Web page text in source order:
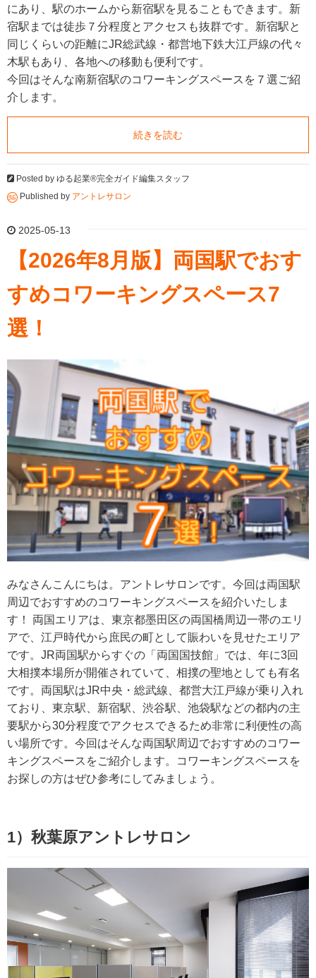
にあり、駅のホームから新宿駅を見ることもできます。新
宿駅までは徒歩７分程度とアクセスも抜群です。新宿駅と
同じくらいの距離にJR総武線・都営地下鉄大江戸線の代々
木駅もあり、各地への移動も便利です。
今回はそんな南新宿駅のコワーキングスペースを７選ご紹
介します。
続きを読む
Posted by ゆる起業®完全ガイド編集スタッフ
Published by アントレサロン
2025-05-13
【2026年8月版】両国駅でおす
すめコワーキングスペース7
選！
みなさんこんにちは。アントレサロンです。今回は両国駅
周辺でおすすめのコワーキングスペースを紹介いたしま
す！ 両国エリアは、東京都墨田区の両国橋周辺一帯のエリ
アで、江戸時代から庶民の町として賑わいを見せたエリア
です。JR両国駅からすぐの「両国国技館」では、年に3回
大相撲本場所が開催されていて、相撲の聖地としても有名
です。両国駅はJR中央・総武線、都営大江戸線が乗り入れ
ており、東京駅、新宿駅、渋谷駅、池袋駅などの都内の主
要駅から30分程度でアクセスできるため非常に利便性の高
い場所です。今回はそんな両国駅周辺でおすすめのコワー
キングスペースをご紹介します。コワーキングスペースを
お探しの方はぜひ参考にしてみましょう。
1）秋葉原アントレサロン